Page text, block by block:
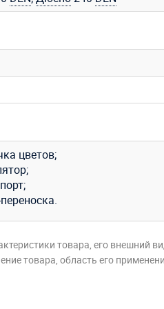
цветов;
товара, его внешний
товара, область его